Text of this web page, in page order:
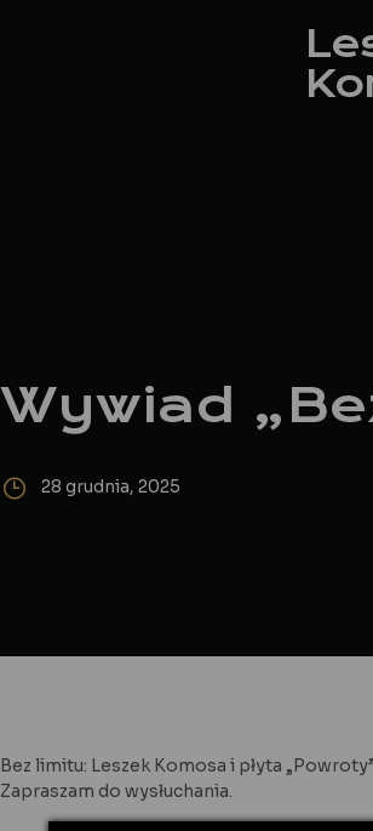
Wywiad
28 grudnia, 2025
Bez limitu: Leszek Komosa i płyta
Zapraszam do wysłuchania.